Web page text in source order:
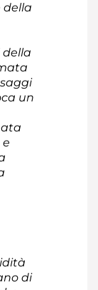
della
della
un
di